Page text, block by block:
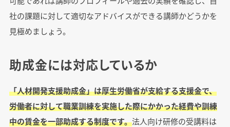
社の課題に対して適切なアドバイスができる講師かどうかを
見極めましょう。
助成金には対応しているか
「人材開発支援助成金」は厚生労働省が支給する支援金で、
労働者に対して職業訓練を実施した際にかかった経費や訓練
中の賃金を一部助成する制度です。法人向け研修の受講料は